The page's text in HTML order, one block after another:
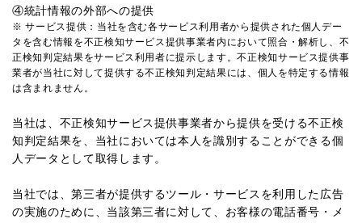
④統計情報の外部への提供
※ サービス提供：当社を含む各サービス利用者から提供された個人デー
タを含む情報を不正検知サービス提供事業者内において照合・解析し、不
正検知判定結果をサービス利用者に提示します。不正検知サービス提供事
業者が当社に対して提供する不正検知判定結果には、個人を特定する情報
は含まれません。
当社は、不正検知サービス提供事業者から提供を受ける不正検
知判定結果を、当社においては本人を識別することができる個
人データとして取得します。
当社では、第三者が提供するツール・サービスを利用した広告
の実施のために、当該第三者に対して、お客様の電話番号・メ